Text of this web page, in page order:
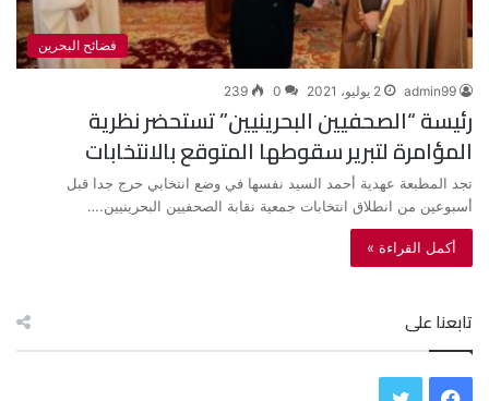
فضائح البحرين
admin99 2 يوليو، 2021 0
239
رئيسة “الصحفيين البحرينيين” تستحضر نظرية
المؤامرة لتبرير سقوطها المتوقع بالانتخابات
تجد المطبعة عهدية أحمد السيد نفسها في وضع انتخابي حرج جدا قبل
أسبوعين من انطلاق انتخابات جمعية نقابة الصحفيين البحرينيين.…
أكمل القراءة »
تابعنا على